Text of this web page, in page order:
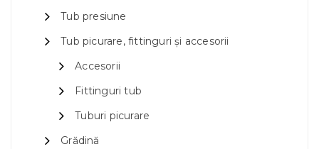
Tub presiune
Tub picurare, fittinguri și accesorii
Accesorii
Fittinguri tub
Tuburi picurare
Grădină